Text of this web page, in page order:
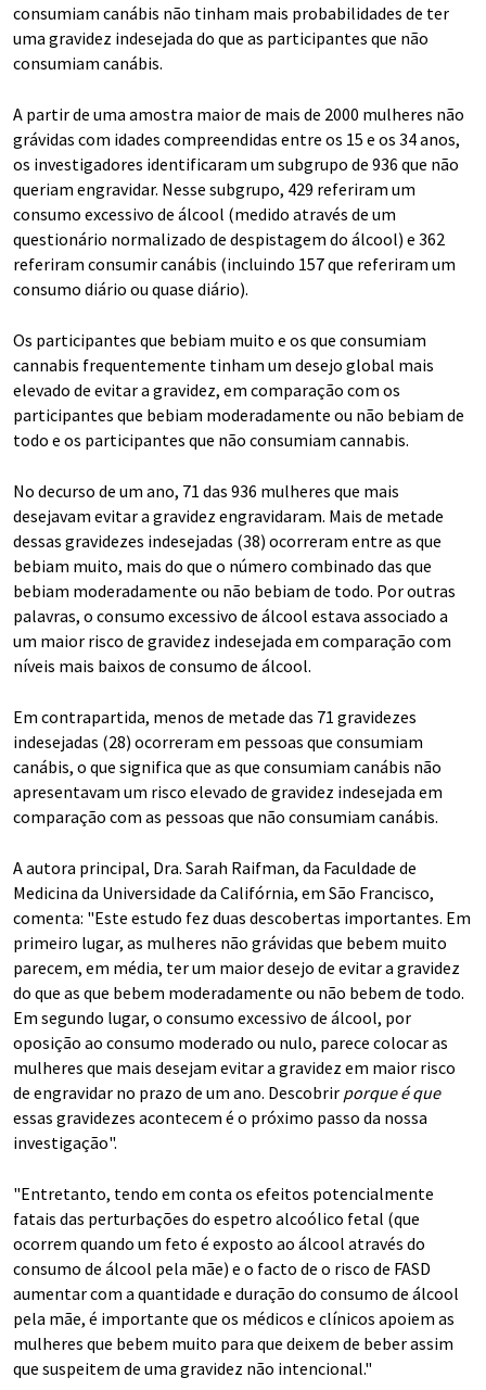
consumiam canábis não tinham mais probabilidades de ter
uma gravidez indesejada do que as participantes que não
consumiam canábis.
A partir de uma amostra maior de mais de 2000 mulheres não
grávidas com idades compreendidas entre os 15 e os 34 anos,
os investigadores identificaram um subgrupo de 936 que não
queriam engravidar. Nesse subgrupo, 429 referiram um
consumo excessivo de álcool (medido através de um
questionário normalizado de despistagem do álcool) e 362
referiram consumir canábis (incluindo 157 que referiram um
consumo diário ou quase diário).
Os participantes que bebiam muito e os que consumiam
cannabis frequentemente tinham um desejo global mais
elevado de evitar a gravidez, em comparação com os
participantes que bebiam moderadamente ou não bebiam de
todo e os participantes que não consumiam cannabis.
No decurso de um ano, 71 das 936 mulheres que mais
desejavam evitar a gravidez engravidaram. Mais de metade
dessas gravidezes indesejadas (38) ocorreram entre as que
bebiam muito, mais do que o número combinado das que
bebiam moderadamente ou não bebiam de todo. Por outras
palavras, o consumo excessivo de álcool estava associado a
um maior risco de gravidez indesejada em comparação com
níveis mais baixos de consumo de álcool.
Em contrapartida, menos de metade das 71 gravidezes
indesejadas (28) ocorreram em pessoas que consumiam
canábis, o que significa que as que consumiam canábis não
apresentavam um risco elevado de gravidez indesejada em
comparação com as pessoas que não consumiam canábis.
A autora principal, Dra. Sarah Raifman, da Faculdade de
Medicina da Universidade da Califórnia, em São Francisco,
comenta: "Este estudo fez duas descobertas importantes. Em
primeiro lugar, as mulheres não grávidas que bebem muito
parecem, em média, ter um maior desejo de evitar a gravidez
do que as que bebem moderadamente ou não bebem de todo.
Em segundo lugar, o consumo excessivo de álcool, por
oposição ao consumo moderado ou nulo, parece colocar as
mulheres que mais desejam evitar a gravidez em maior risco
de engravidar no prazo de um ano. Descobrir porque é que
essas gravidezes acontecem é o próximo passo da nossa
investigação".
"Entretanto, tendo em conta os efeitos potencialmente
fatais das perturbações do espetro alcoólico fetal (que
ocorrem quando um feto é exposto ao álcool através do
consumo de álcool pela mãe) e o facto de o risco de FASD
aumentar com a quantidade e duração do consumo de álcool
pela mãe, é importante que os médicos e clínicos apoiem as
mulheres que bebem muito para que deixem de beber assim
que suspeitem de uma gravidez não intencional."